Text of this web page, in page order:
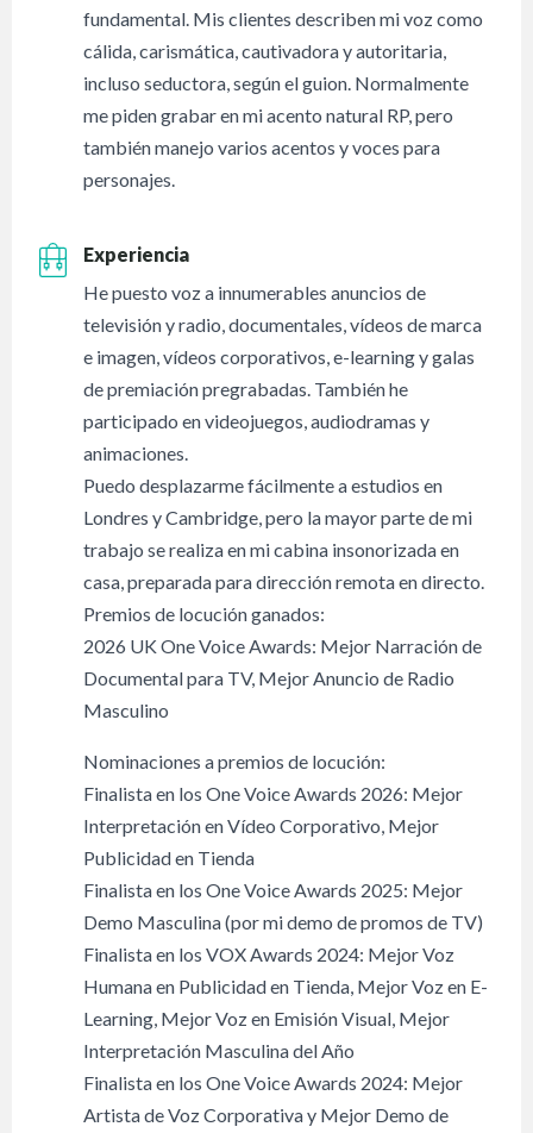
fundamental. Mis clientes describen mi voz como
cálida, carismática, cautivadora y autoritaria,
incluso seductora, según el guion. Normalmente
me piden grabar en mi acento natural RP, pero
también manejo varios acentos y voces para
personajes.
Experiencia
He puesto voz a innumerables anuncios de
televisión y radio, documentales, vídeos de marca
e imagen, vídeos corporativos, e-learning y galas
de premiación pregrabadas. También he
participado en videojuegos, audiodramas y
animaciones.
Puedo desplazarme fácilmente a estudios en
Londres y Cambridge, pero la mayor parte de mi
trabajo se realiza en mi cabina insonorizada en
casa, preparada para dirección remota en directo.
Premios de locución ganados:
2026 UK One Voice Awards: Mejor Narración de
Documental para TV, Mejor Anuncio de Radio
Masculino
Nominaciones a premios de locución:
Finalista en los One Voice Awards 2026: Mejor
Interpretación en Vídeo Corporativo, Mejor
Publicidad en Tienda
Finalista en los One Voice Awards 2025: Mejor
Demo Masculina (por mi demo de promos de TV)
Finalista en los VOX Awards 2024: Mejor Voz
Humana en Publicidad en Tienda, Mejor Voz en E-
Learning, Mejor Voz en Emisión Visual, Mejor
Interpretación Masculina del Año
Finalista en los One Voice Awards 2024: Mejor
Artista de Voz Corporativa y Mejor Demo de